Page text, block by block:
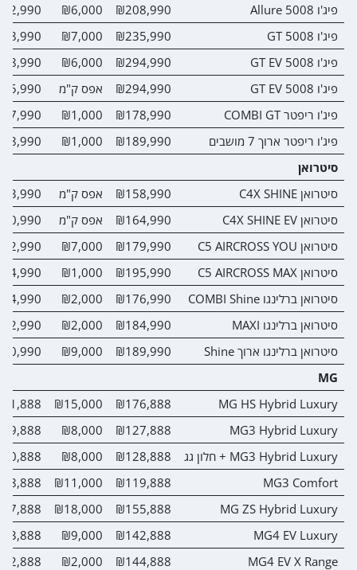
פיג'ו 5008 Allure
₪208,990
₪6,000
פיג'ו 5008 GT
₪235,990
₪7,000
פיג'ו 5008 GT EV
₪294,990
₪6,000
פיג'ו 5008 GT EV
₪294,990 אפס ק"מ
פיג'ו ריפטר COMBI GT
₪178,990
₪1,000
פיג'ו ריפטר ארוך 7 מושבים
₪189,990
₪1,000
סיטרואן
סיטרואן C4X SHINE
₪158,990 אפס ק"מ
סיטרואן C4X SHINE EV
₪164,990 אפס ק"מ
סיטרואן C5 AIRCROSS YOU
₪179,990
₪7,000
סיטרואן C5 AIRCROSS MAX
₪195,990
₪1,000
סיטרואן ברלינגו COMBI Shine
₪176,990
₪2,000
סיטרואן ברלינגו MAXI
₪184,990
₪2,000
סיטרואן ברלינגו ארוך Shine
₪189,990
₪9,000
MG
MG HS Hybrid Luxury
₪176,888
₪15,000
MG3 Hybrid Luxury
₪127,888
₪8,000
MG3 Hybrid Luxury + חלון גג
₪128,888
₪8,000
MG3 Comfort
₪119,888
₪11,000
MG ZS Hybrid Luxury
₪155,888
₪18,000
MG4 EV Luxury
₪142,888
₪9,000
MG4 EV X Range
₪144,888
₪2,000